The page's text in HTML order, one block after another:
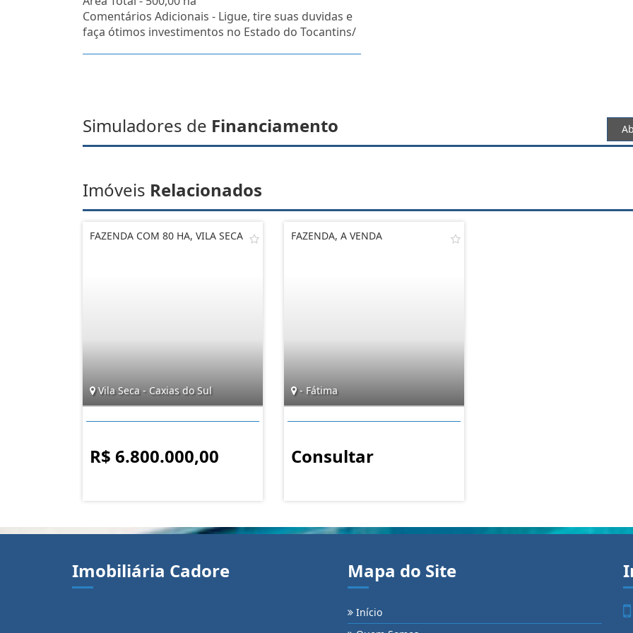
Comentários Adicionais - Ligue, tire suas duvidas e
faça ótimos investimentos no Estado do Tocantins/
Simuladores de Financiamento
Imóveis Relacionados
FAZENDA COM 80 HA, VILA SECA
Vila Seca - Caxias do Sul
R$ 6.800.000,00
FAZENDA, A VENDA
- Fátima
Consultar
Imobiliária Cadore Mapa do Site
Início